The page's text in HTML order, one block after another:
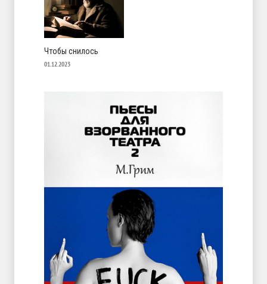
Чтобы снилось
01.12.2023